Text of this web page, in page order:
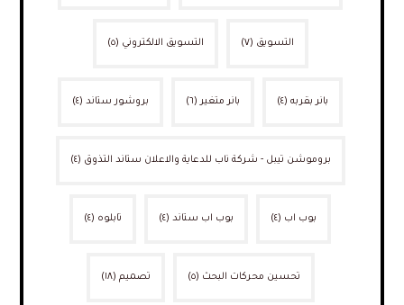
التسويق (٧) التسويق الالكتروني (٥)
بانر بقربه (٤) بانر متغير (٦) بروشور ستاند (٤)
بروموشن تيبل - شركة ناب للدعاية والاعلان ستاند التذوق (٤)
بوب اب (٤) بوب اب ستاند (٤) تابلوه (٤)
تحسين محركات البحث (٥) تصميم (١٨)